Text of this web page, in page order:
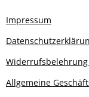
Impressum
Allgemeine